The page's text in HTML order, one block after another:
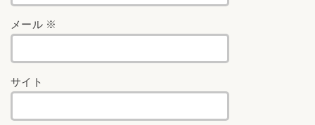
メール ※
サイト